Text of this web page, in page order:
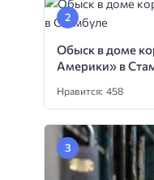
Обыск в доме
Америки» в
Нравится: 458